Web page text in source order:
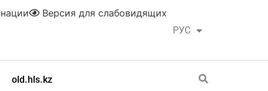
РУС
ҚАЗ
Версия для слабовидящих
old.hls.kz